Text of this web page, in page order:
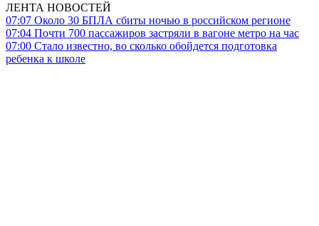
ЛЕНТА НОВОСТЕЙ
07:07 Около 30 БПЛА сбиты ночью в российском регионе
07:04 Почти 700 пассажиров застряли в вагоне метро на час
07:00 Стало известно, во сколько обойдется подготовка
ребенка к школе